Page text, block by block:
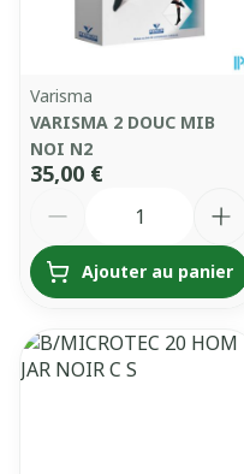
Varisma
VARISMA 2 DOUC MIB
NOI N2
35,00 €
Ajouter au panier